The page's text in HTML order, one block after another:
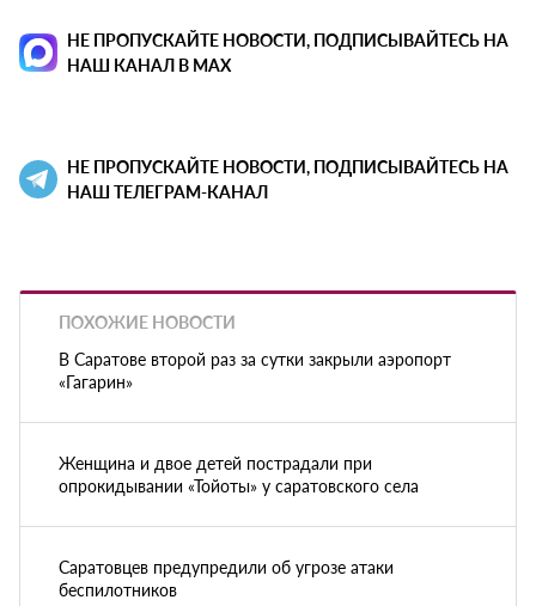
НЕ ПРОПУСКАЙТЕ НОВОСТИ, ПОДПИСЫВАЙТЕСЬ НА
НАШ КАНАЛ В MAX
НЕ ПРОПУСКАЙТЕ НОВОСТИ, ПОДПИСЫВАЙТЕСЬ НА
НАШ ТЕЛЕГРАМ-КАНАЛ
ПОХОЖИЕ НОВОСТИ
В Саратове второй раз за сутки закрыли аэропорт
«Гагарин»
Женщина и двое детей пострадали при
опрокидывании «Тойоты» у саратовского села
Саратовцев предупредили об угрозе атаки
беспилотников